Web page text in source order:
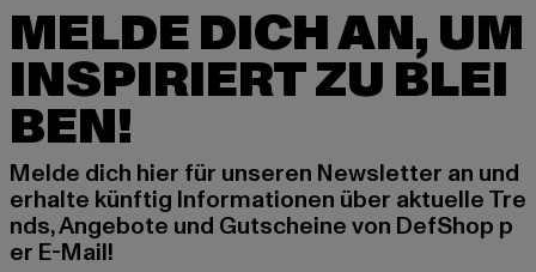
MELDE DICH AN, UM
INSPIRIERT ZU BLEI
BEN!
Melde dich hier für unseren Newsletter an und
erhalte künftig Informationen über aktuelle Tre
nds, Angebote und Gutscheine von DefShop p
er E-Mail!